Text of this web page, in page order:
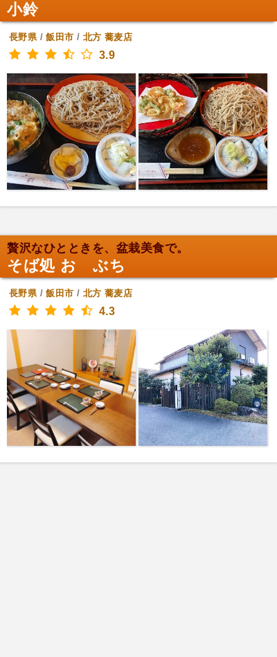
小鈴
長野県/飯田市 / 北方 蕎麦店
3.9
贅沢なひとときを、盆栽美食で。
そば処 おゝぶち
長野県/飯田市 / 北方 蕎麦店
4.3